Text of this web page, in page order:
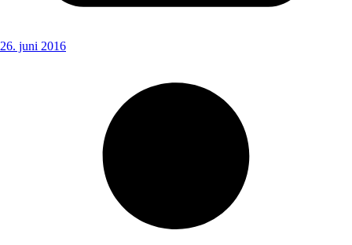
26. juni 2016